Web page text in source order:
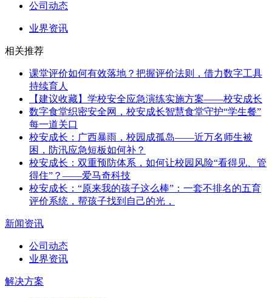
公司动态
业界资讯
相关推荐
课堂评价如何有效落地？把握评价法则，借力数字工具
持续育人
【建议收藏】学校安全应急演练实施方案——校安成长
数字食堂织密安全网，校安成长智慧食堂守护“学生餐”
每一道关口
校安成长：广西暴雨，校园成孤岛——近万名师生被
困，防汛应急短板如何补？
校安成长：双重预防体系，如何让校园风险“看得见、管
得住”？——爱马奇科技
校安成长：“原来我的孩子这么棒”：一套不排名的五育
评价系统，帮孩子找到自己的光，
新闻资讯
公司动态
业界资讯
解决方案